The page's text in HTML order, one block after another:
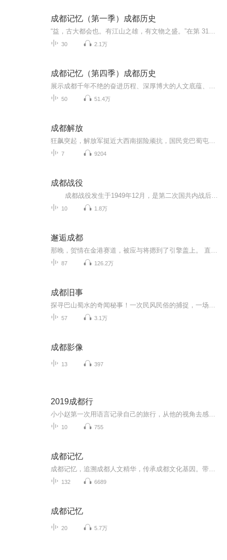
成都记忆（第一季）成都历史
30 2.1万
成都记忆（第四季）成都历史
50 51.4万
成都解放
7 9204
成都战役
10 1.8万
邂逅成都
87 126.2万
成都旧事
57 3.1万
成都影像
13 397
2019成都行
10 755
成都记忆
132 6689
成都记忆
20 5.7万